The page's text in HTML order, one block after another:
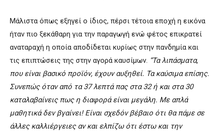
Μάλιστα όπως εξηγεί ο ίδιος, πέρσι τέτοια εποχή η εικόνα
ήταν πιο ξεκάθαρη για την παραγωγή ενώ φέτος επικρατεί
αναταραχή η οποία αποδίδεται κυρίως στην πανδημία και
τις επιπτώσεις της στην αγορά καυσίμων. “Τα λιπάσματα,
που είναι βασικό προϊόν, έχουν αυξηθεί. Τα καύσιμα επίσης.
Συνεπώς όταν από τα37λεπτά πας στα32ή και στα30
καταλαβαίνεις πως η διαφορά είναι μεγάλη. Με απλά
μαθητικά δεν βγαίνει!Είναι σχεδόν βέβαιο ότι θα πάμε σε
άλλες καλλιέργειες αν και ελπίζω ότι έστω και την